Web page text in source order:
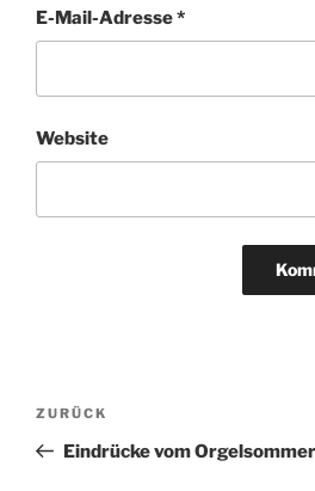
E-Mail-Adresse*
Website
Beitragsnavigation
Vorheriger
Beitrag
ZURÜCK
Eindrücke vom